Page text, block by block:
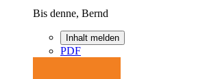
Bis denne, Bernd
Inhalt melden
PDF